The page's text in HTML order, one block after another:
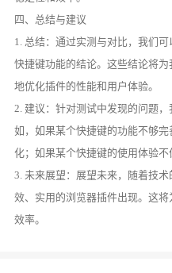
四、总结与建议
1. 总结：通过实测与对比，我们
快捷键功能的结论。这些结论将
地优化插件的性能和用户体验。
2. 建议：针对测试中发现的问题
如，如果某个快捷键的功能不够
化；如果某个快捷键的使用体验不
3. 未来展望：展望未来，随着技
效、实用的浏览器插件出现。这
效率。